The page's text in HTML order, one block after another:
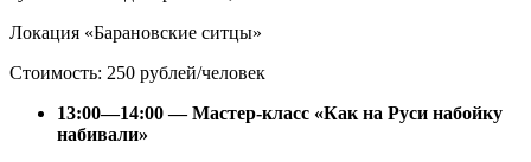
Локация «Барановские ситцы»
Стоимость: 250 рублей/человек
13:00—14:00 — Мастер-класс «Как на Руси набойку
набивали»